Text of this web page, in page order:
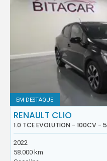
EM DESTAQUE
RENAULT CLIO
1.0 TCE EVOLUTION - 100CV -
2022
58.000 km